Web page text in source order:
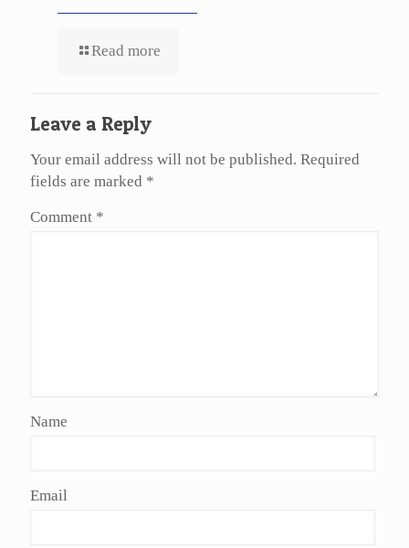
Read more
Leave a Reply
Your email address will not be published. Required
fields are marked *
Comment *
Name
Email